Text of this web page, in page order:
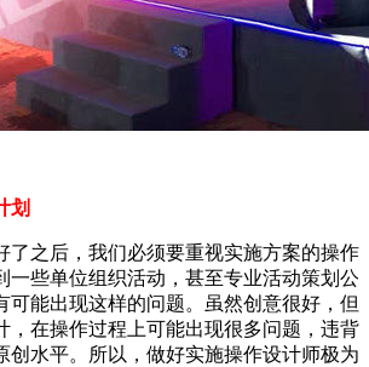
划
了之后，我们必须要重视实施方案的操作
一些单位组织活动，甚至专业活动策划公
可能出现这样的问题。虽然创意很好，但
，在操作过程上可能出现很多问题，违背
创水平。所以，做好实施操作设计师极为